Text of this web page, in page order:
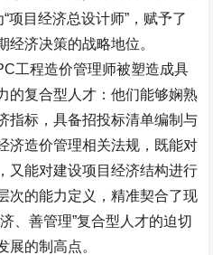
“项目经济总设计师” ，赋予了
经济决策的战略地位。
工程造价管理师被塑造成具
的复合型人才：他们能够娴熟
指标，具备招投标清单编制与
济造价管理相关法规，既能对
又能对建设项目经济结构进行
次的能力定义，精准契合了现
、善管理”复合型人才的迫切
展的制高点。